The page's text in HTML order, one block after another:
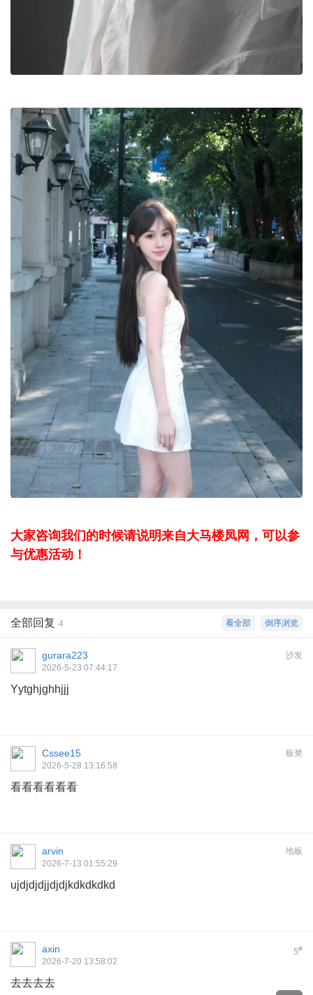
大家咨询我们的时候请说明来自大马楼凤网，可以参
与优惠活动！
倒序浏览
看全部
全部回复 4
沙发
gurara223
2026-5-23 07:44:17
Yytghjghhjjj
板凳
Cssee15
2026-5-28 13:16:58
看看看看看看
地板
arvin
2026-7-13 01:55:29
ujdjdjdjjdjdjkdkdkdkd
5#
axin
2026-7-20 13:58:02
去去去去